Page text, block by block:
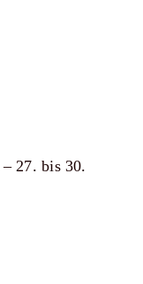
27. bis 30.